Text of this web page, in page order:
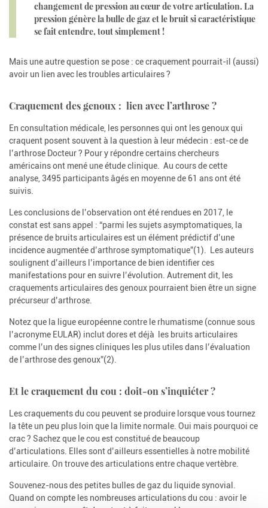
changement de pression au cœur de votre articulation. La
pression génère la bulle de gaz et le bruit si caractéristique
se fait entendre, tout simplement !
Mais une autre question se pose : ce craquement pourrait-il (aussi)
avoir un lien avec les troubles articulaires ?
Craquement des genoux : lien avec l’arthrose ?
En consultation médicale, les personnes qui ont les genoux qui
craquent posent souvent à la question à leur médecin : est-ce de
l’arthrose Docteur ? Pour y répondre certains chercheurs
américains ont mené une étude clinique. Au cours de cette
analyse, 3495 participants âgés en moyenne de 61 ans ont été
suivis.
Les conclusions de l’observation ont été rendues en 2017, le
constat est sans appel : “parmi les sujets asymptomatiques, la
présence de bruits articulaires est un élément prédictif d’une
incidence augmentée d’arthrose symptomatique”(1). Les auteurs
soulignent d’ailleurs l’importance de bien identifier ces
manifestations pour en suivre l’évolution. Autrement dit, les
craquements articulaires des genoux pourraient bien être un signe
précurseur d’arthrose.
Notez que la ligue européenne contre le rhumatisme (connue sous
l’acronyme EULAR) inclut dores et déjà les bruits articulaires
comme l’un des signes cliniques les plus utiles dans l’évaluation
de l’arthrose des genoux”(2).
Et le craquement du cou : doit-on s’inquiéter ?
Les craquements du cou peuvent se produire lorsque vous tournez
la tête un peu plus loin que la limite normale. Oui mais pourquoi ce
crac ? Sachez que le cou est constitué de beaucoup
d’articulations. Elles sont d’ailleurs essentielles à notre mobilité
articulaire. On trouve des articulations entre chaque vertèbre.
Souvenez-nous des petites bulles de gaz du liquide synovial.
Quand on compte les nombreuses articulations du cou : avoir le